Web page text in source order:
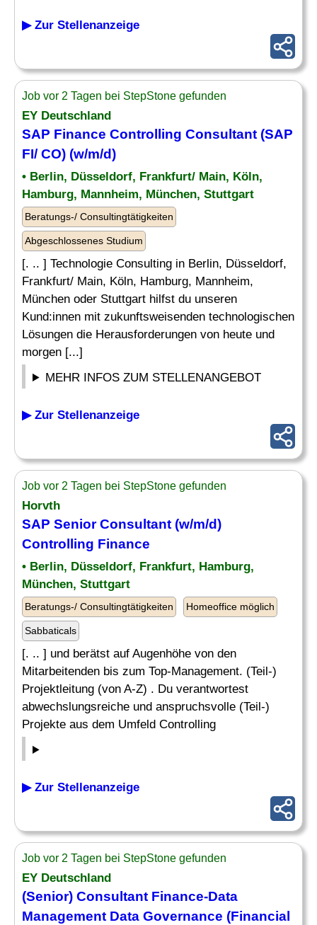
▶ Zur Stellenanzeige
Job vor 2 Tagen bei StepStone gefunden
EY Deutschland
SAP Finance Controlling Consultant (SAP
FI/ CO) (w/m/d)
• Berlin, Düsseldorf, Frankfurt/ Main, Köln,
Hamburg, Mannheim, München, Stuttgart
Beratungs-/ Consultingtätigkeiten
Abgeschlossenes Studium
[. .. ] Technologie Consulting in Berlin, Düsseldorf,
Frankfurt/ Main, Köln, Hamburg, Mannheim,
München oder Stuttgart hilfst du unseren
Kund:innen mit zukunftsweisenden technologischen
Lösungen die Herausforderungen von heute und
morgen [...]
MEHR INFOS ZUM STELLENANGEBOT
▶ Zur Stellenanzeige
Job vor 2 Tagen bei StepStone gefunden
Horvth
SAP SeniorConsultant (w/m/d)
Controlling Finance
• Berlin, Düsseldorf, Frankfurt, Hamburg,
München, Stuttgart
Beratungs-/ Consultingtätigkeiten Homeoffice möglich
Sabbaticals
[. .. ] und berätst auf Augenhöhe von den
Mitarbeitenden bis zum Top-Management. (Teil-)
Projektleitung (von A-Z) . Du verantwortest
abwechslungsreiche und anspruchsvolle (Teil-)
Projekte aus dem Umfeld Controlling
▶ Zur Stellenanzeige
Job vor 2 Tagen bei StepStone gefunden
EY Deutschland
(Senior) Consultant Finance-Data
Management Data Governance (Financial